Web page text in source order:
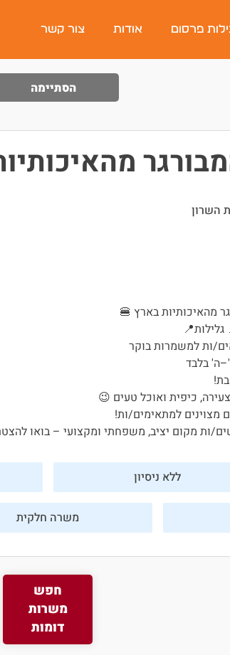
פרסום אודות צור קשר
הסתיימה
השרון
מהאיכותיות בארץ 🍔
ות למשמרות בוקר
בלבד
כיפית ואוכל טעים 😉
מצוינים למתאימים/ות!
ות מקום יציב, משפחתי ומקצועי – בואו
ללא ניסיון
משרה חלקית
חפש
משרות
דומות
היי, אני
משרות חמות